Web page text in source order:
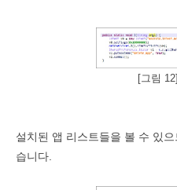
[그림
설치된 앱 리스트들을 볼 수 있
습니다